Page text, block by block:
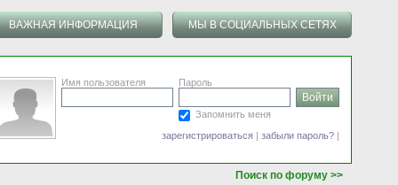
ВАЖНАЯ ИНФОРМАЦИЯ МЫ В СОЦИАЛЬНЫХ СЕТЯХ
Имя пользователя Пароль
Запомнить меня
зарегистрироваться | забыли пароль? |
Поиск по форуму >>